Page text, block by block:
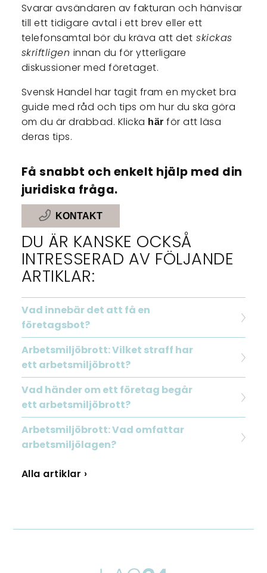
Svarar avsändaren av fakturan och hänvisar
till ett tidigare avtal i ett brev eller ett
telefonsamtal bör du kräva att det skickas
skriftligen innan du för ytterligare
diskussioner med företaget.
Svensk Handel har tagit fram en mycket bra
guide med råd och tips om hur du ska göra
om du är drabbad. Klicka här för att läsa
deras tips.
Få snabbt och enkelt hjälp med din
juridiska fråga.
KONTAKT
DU ÄR KANSKE OCKSÅ
INTRESSERAD AV FÖLJANDE
ARTIKLAR:
Vad innebär det att få en
företagsbot?
Arbetsmiljöbrott: Vilket straff har
ett arbetsmiljöbrott?
Vad händer om ett företag begår
ett arbetsmiljöbrott?
Arbetsmiljöbrott: Vad omfattar
arbetsmiljölagen?
Alla artiklar ›